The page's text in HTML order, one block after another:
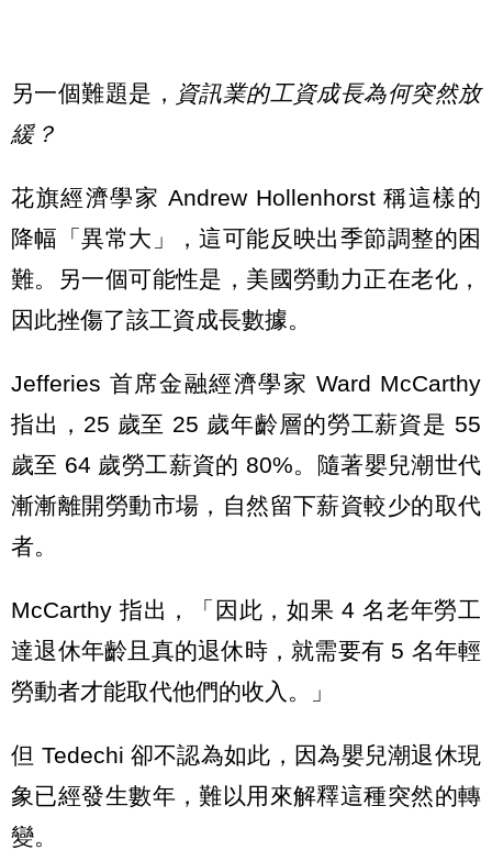
另一個難題是， 資訊業的工資成長為何突然放
緩？
花旗經濟學家 Andrew Hollenhorst 稱這樣的
降幅「異常大」，這可能反映出季節調整的困
難。另一個可能性是，美國勞動力正在老化，
因此挫傷了該工資成長數據。
Jefferies 首席金融經濟學家 Ward McCarthy
指出，25 歲至 25 歲年齡層的勞工薪資是 55
歲至 64 歲勞工薪資的 80%。隨著嬰兒潮世代
漸漸離開勞動市場，自然留下薪資較少的取代
者。
McCarthy 指出，「因此，如果 4 名老年勞工
達退休年齡且真的退休時，就需要有 5 名年輕
勞動者才能取代他們的收入。」
但 Tedechi 卻不認為如此，因為嬰兒潮退休現
象已經發生數年，難以用來解釋這種突然的轉
變。